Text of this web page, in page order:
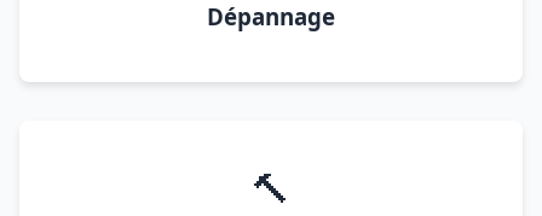
Dépannage
🔨